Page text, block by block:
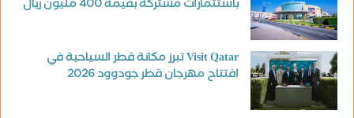
باستثمارات مشتركة بقيمة 400 مليون ريال
Visit Qatar تبرز مكانة قطر السياحية في
افتتاح مهرجان قطر جودوود 2026